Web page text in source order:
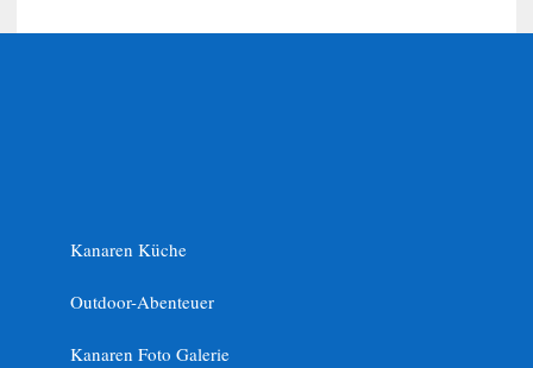
Kanaren Küche
Outdoor-Abenteuer
Kanaren Foto Galerie